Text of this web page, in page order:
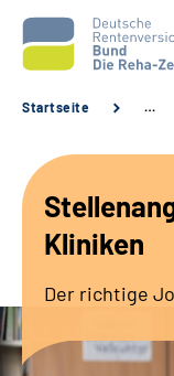
Unsere Kliniken
Startseite …
Kliniken
Der richtige